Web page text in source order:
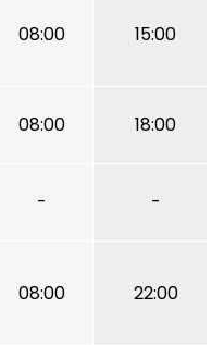
08:00 15:00
08:00 18:00
- -
08:00 22:00